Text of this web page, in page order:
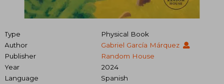
Type
Physical Book
Author
Gabriel García Márquez
Publisher
Random House
Year
2024
Language
Spanish